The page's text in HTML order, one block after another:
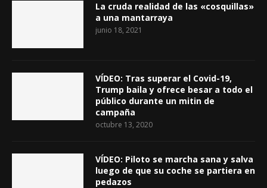
La cruda realidad de las «cosquillas»
a una mantarraya
junio 18, 2021
VÍDEO: Tras superar el Covid-19,
Trump baila y ofrece besar a todo el
público durante un mitin de
campaña
octubre 13, 2020
VÍDEO: Piloto se marcha sana y salva
luego de que su coche se partiera en
pedazos